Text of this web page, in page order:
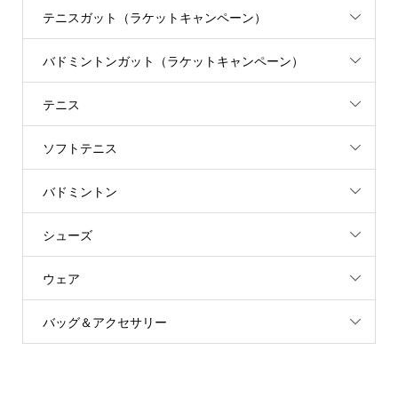
テニスガット（ラケットキャンペーン）
バドミントンガット（ラケットキャンペーン）
テニス
ソフトテニス
バドミントン
シューズ
ウェア
バッグ＆アクセサリー